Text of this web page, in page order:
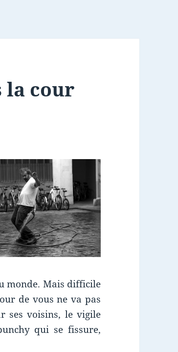
la cour
monde. Mais difficile
de vous ne va pas
ses voisins, le vigile
qui se fissure,